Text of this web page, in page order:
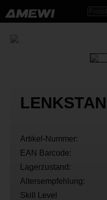
Artikel-Nummer:
EAN Barcode:
Lagerzustand:
Altersempfehlung:
Skill Level